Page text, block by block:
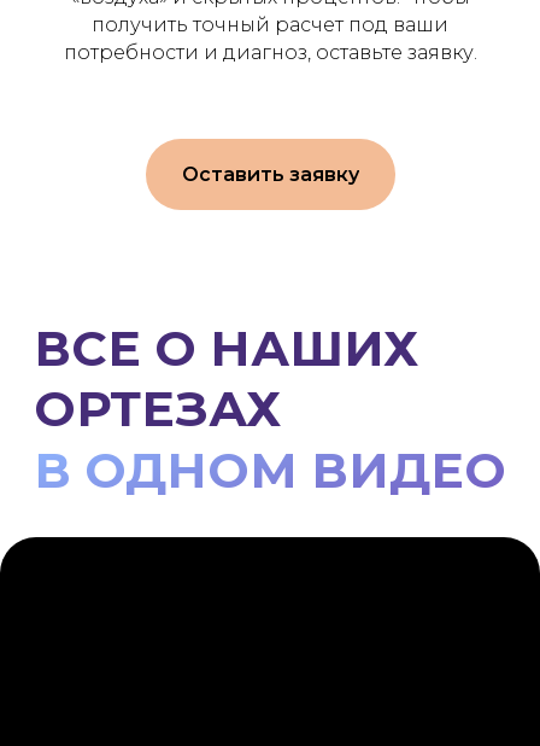
получить точный расчет под ваши
потребности и диагноз, оставьте заявку.
Оставить заявку